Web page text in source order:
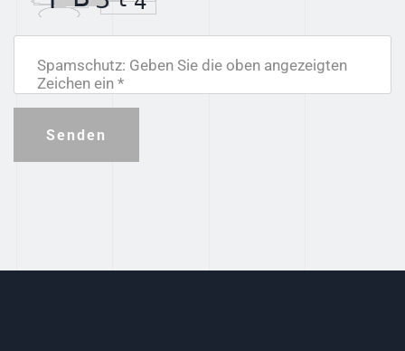
Spamschutz: Geben Sie die oben angezeigten
Zeichen ein *
Senden